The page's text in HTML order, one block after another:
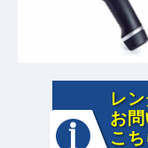
レ
お
こ